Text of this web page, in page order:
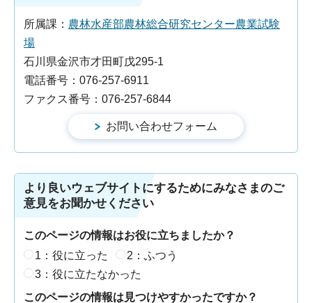
所属課： 農林水産部農林総合研究センター農業試験
場
石川県金沢市才田町戊295-1
電話番号：076-257-6911
ファクス番号：076-257-6844
より良いウェブサイトにするためにみなさまのご
意見をお聞かせください
このページの情報はお役に立ちましたか？
1：役に立った
2：ふつう
3：役に立たなかった
このページの情報は見つけやすかったですか？